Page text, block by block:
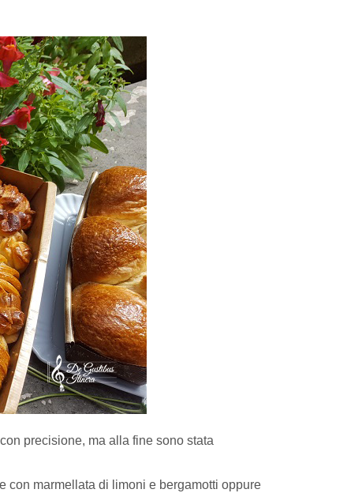
precisione, ma alla fine sono stata
con marmellata di limoni e bergamotti oppure